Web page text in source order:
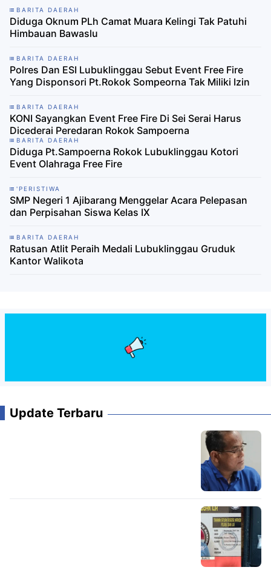
BARITA DAERAH
Diduga Oknum PLh Camat Muara Kelingi Tak Patuhi
Himbauan Bawaslu
BARITA DAERAH
Polres Dan ESI Lubuklinggau Sebut Event Free Fire
Yang Disponsori Pt.Rokok Sompeorna Tak Miliki Izin
BARITA DAERAH
KONI Sayangkan Event Free Fire Di Sei Serai Harus
Dicederai Peredaran Rokok Sampoerna
BARITA DAERAH
Diduga Pt.Sampoerna Rokok Lubuklinggau Kotori
Event Olahraga Free Fire
'PERISTIWA
SMP Negeri 1 Ajibarang Menggelar Acara Pelepasan
dan Perpisahan Siswa Kelas IX
BARITA DAERAH
Ratusan Atlit Peraih Medali Lubuklinggau Gruduk
Kantor Walikota
Update Terbaru